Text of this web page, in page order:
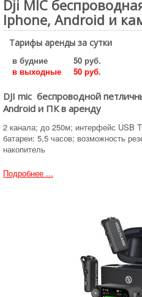
Dji MIC
Iphone, Android и
Тарифы аренды за сутки
в будние
50 руб.
в выходные
50 руб.
DJI mic беспроводной
Android и ПК в аренду
2 канала; до 250м; интерфейс USB
батареи: 5,5 часов; возможность
накопитель
Подробнее ...